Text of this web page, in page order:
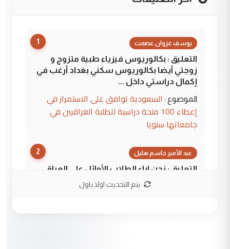
1 يوسف غزوان عصمت
التعليق : بكالوريوس فيزياء طبية متزوج و
زوجتي أيضا بكالوريوس سكني بغداد أرغب في
إكمال دراستي داخل ...
الموضوع : السعودية توافق على الاستمرار في
إعطاء 100 منحة دراسية للطلبة العراقيين في
جامعاتها سنويا
2 عبد الأمير جاسم هليل
التعليق : نحن اباء الطلاب الأوائل على العراق
نتشرف بلقاء السيد احمد الصافي في العتبات
يتم التحديث اولا باول